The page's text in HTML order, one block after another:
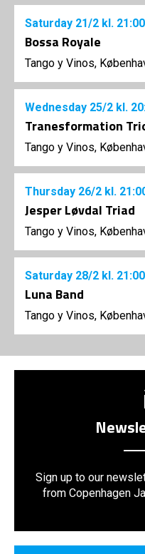
Saturday 21/2 kl. 21:00
Bossa Royale
Tango y Vinos,
Wednesday 25/2 kl.
Tranesformation
Tango y Vinos,
Thursday 26/2 kl.
Jesper Løvdal Triad
Tango y Vinos,
Saturday 28/2 kl. 21:00
Luna Band
Tango y Vinos,
Sign up to our
from Copenhagen